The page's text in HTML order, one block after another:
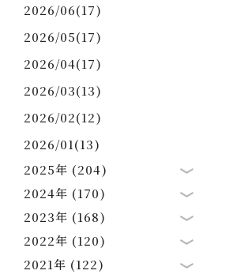
2026/06(17)
2026/05(17)
2026/04(17)
2026/03(13)
2026/02(12)
2026/01(13)
2025年 (204)
2024年 (170)
2023年 (168)
2022年 (120)
2021年 (122)